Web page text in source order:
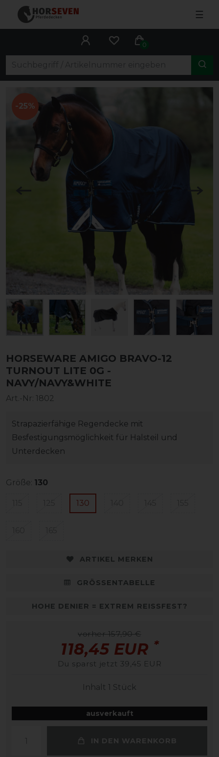
☰
0
-25%
HORSEWARE AMIGO BRAVO-12
TURNOUT LITE 0G -
NAVY/NAVY&WHITE
Art.-Nr: 1802
Strapazierfähige Regendecke mit
Besfestigungsmöglichkeit für Halsteil und
Unterdecken
Größe: 130
130
ARTIKEL MERKEN
GRÖSSENTABELLE
HOHE DENIER = EXTREM REISSFEST?
vorher 157,90 €
118,45 EUR *
Du sparst jetzt 39,45 EUR
Inhalt 1 Stück
ausverkauft
IN DEN WARENKORB